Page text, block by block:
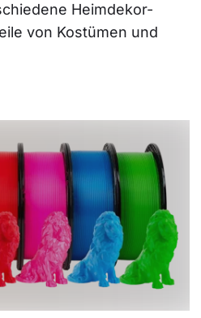
Heimdekor-
von Kostümen und